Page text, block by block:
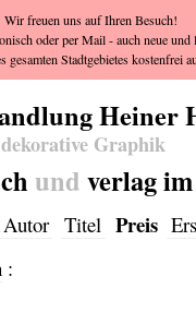
Heiner
Graphik
und verlag
Autor Titel Preis
:
Wir freuen uns auf Ihren Besuch!
oder per Mail - auch neue
Stadtgebietes kostenfrei